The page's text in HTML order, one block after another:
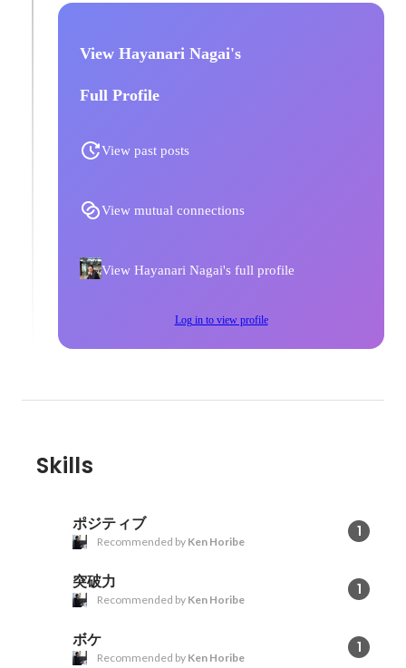
View Hayanari Nagai's
Full Profile
View past posts
View mutual connections
View Hayanari Nagai's full profile
Log in to view profile
Skills
ポジティブ 1
Recommended by Ken Horibe
突破力 1
Recommended by Ken Horibe
ボケ 1
Recommended by Ken Horibe